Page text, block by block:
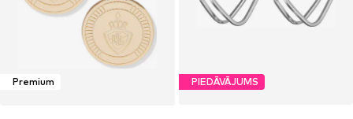
Premium PIEDĀVĀJUMS